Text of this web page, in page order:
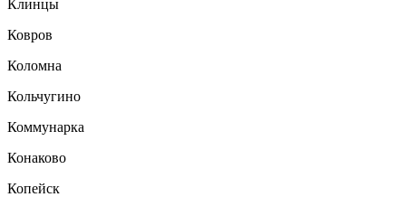
Клинцы
Ковров
Коломна
Кольчугино
Коммунарка
Конаково
Копейск